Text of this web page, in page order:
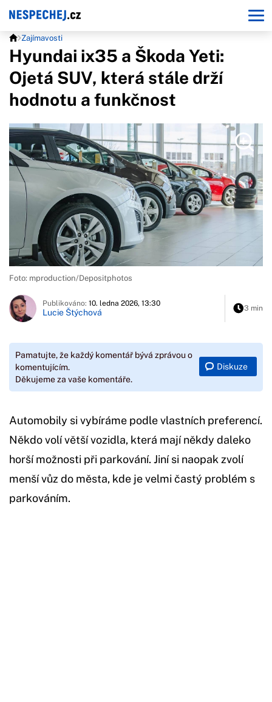
Zajímavosti
Hyundai ix35 a Škoda Yeti:
Ojetá SUV, která stále drží
hodnotu a funkčnost
Foto: mproduction/Depositphotos
Publikováno: 10. ledna 2026, 13:30
Lucie Štýchová 3 min
Pamatujte, že každý komentář bývá zprávou o
komentujícím.
Děkujeme za vaše komentáře.
Diskuze
Automobily si vybíráme podle vlastních preferencí.
Někdo volí větší vozidla, která mají někdy daleko
horší možnosti při parkování. Jiní si naopak zvolí
menší vůz do města, kde je velmi častý problém s
parkováním.